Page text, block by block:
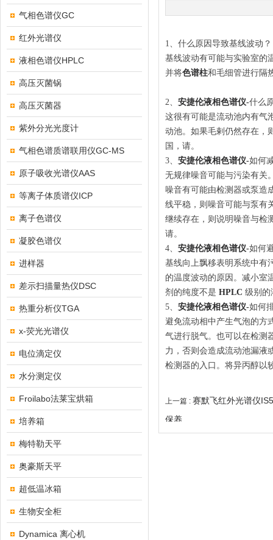
气相色谱仪GC
红外光谱仪
液相色谱仪HPLC
高压灭菌锅
高压灭菌器
紫外分光光度计
气相色谱质谱联用仪GC-MS
原子吸收光谱仪AAS
等离子体质谱仪ICP
离子色谱仪
凝胶色谱仪
进样器
差示扫描量热仪DSC
热重分析仪TGA
x-荧光光谱仪
电位滴定仪
水分测定仪
Froilabo法莱宝烘箱
培养箱
梅特勒天平
奥豪斯天平
超低温冰箱
生物安全柜
Dynamica 离心机
1、什么原因导致基线波动？
基线波动有可能与实验室的
并将色谱柱和毛细管进行隔
2、 安捷伦液相色谱仪-什么
这很有可能是流动池内有气
动池。如果毛剌仍然存在，
国，请。
3、 安捷伦液相色谱仪-如何
无规律噪音可能与污染有关
噪音有可能由检测器或泵造
线平稳，则噪音可能与泵有
继续存在，则说明噪音与检
请。
4、 安捷伦液相色谱仪-如何
基线向上飘移表明系统中有
的温度波动的原因。减小室
剂的纯度不是 HPLC 级别的
5、 安捷伦液相色谱仪-如何
避免流动相中产生气泡的方
气进行脱气。也可以在检测
力，否则会造成流动池漏液
检测器的入口。将异丙醇以
上一篇 : 赛默飞红外光谱仪
保养